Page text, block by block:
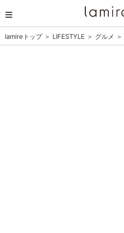
lamireトップ＞ LIFESTYLE ＞ グルメ ＞